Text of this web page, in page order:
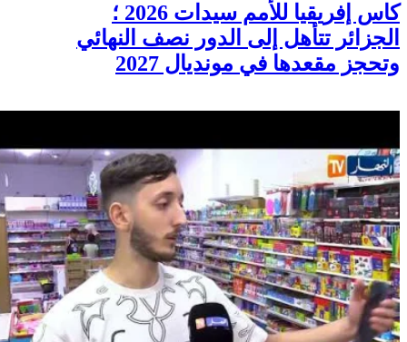
كاس إفريقيا للأمم سيدات 2026 ؛
الجزائر تتأهل إلى الدور نصف النهائي
وتحجز مقعدها في مونديال 2027